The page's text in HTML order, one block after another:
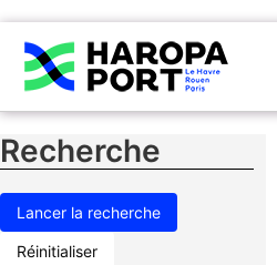
Recherche
Réinitialiser